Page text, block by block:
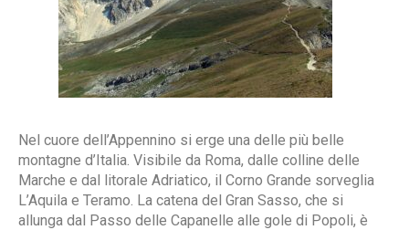
Nel cuore dell’Appennino si erge una delle più belle
montagne d’Italia. Visibile da Roma, dalle colline delle
Marche e dal litorale Adriatico, il Corno Grande sorveglia
L’Aquila e Teramo. La catena del Gran Sasso, che si
allunga dal Passo delle Capanelle alle gole di Popoli, è